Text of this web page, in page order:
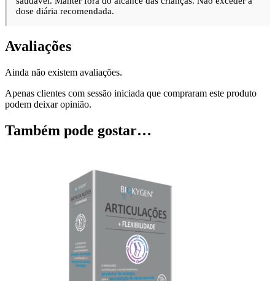
dose diária recomendada.
Avaliações
Ainda não existem avaliações.
Apenas clientes com sessão iniciada que compraram este produto
podem deixar opinião.
Também pode gostar…